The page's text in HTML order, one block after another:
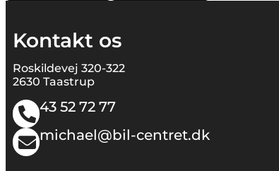
Kontakt os
Roskildevej 320-322
2630 Taastrup
43 52 72 77
michael@bil-centret.dk